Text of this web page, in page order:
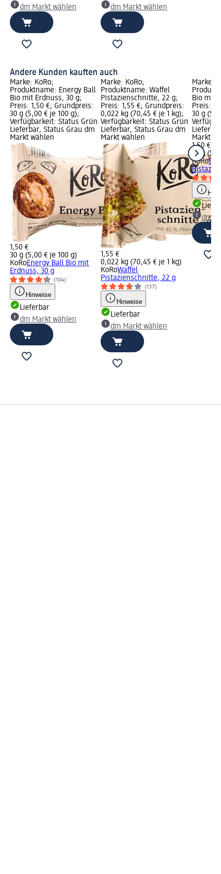
dm Markt wählen
dm Markt wählen
Andere Kunden kauften auch
Marke: KoRo;
Produktname: Energy Ball
Bio mit Erdnuss, 30 g;
Preis: 1,50 €; Grundpreis:
30 g (5,00 € je 100 g);
Verfügbarkeit: Status Grün
Lieferbar, Status Grau dm
Markt wählen
1,50 €
30 g (5,00 € je 100 g)
KoRoEnergy Ball Bio mit
Erdnuss, 30 g
(104)
Hinweise
Lieferbar
dm Markt wählen
Marke: KoRo;
Produktname: Waffel
Pistazienschnitte, 22 g;
Preis: 1,55 €; Grundpreis:
0,022 kg (70,45 € je 1 kg);
Verfügbarkeit: Status Grün
Lieferbar, Status Grau dm
Markt wählen
1,55 €
0,022 kg (70,45 € je 1 kg)
KoRoWaffel
Pistazienschnitte, 22 g
(137)
Hinweise
Lieferbar
dm Markt wählen
Marke:
Bio mit
Preis:
30 g
Markt
1,50 €
30 g
KoRo
dm